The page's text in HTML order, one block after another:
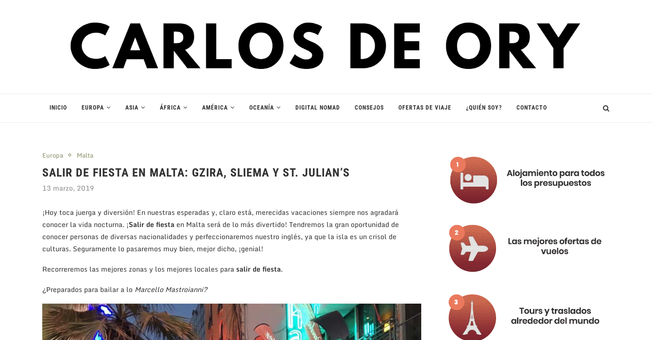
INICIO EUROPA ASIA ÁFRICA AMÉRICA OCEANÍA DIGITAL NOMAD CONSEJOS OFERTAS DE VIAJE ¿QUIÉN SOY? CONTACTO
Europa Malta
SALIR DE FIESTA EN MALTA: GZIRA, SLIEMA Y ST. JULIAN’S
13 marzo, 2019
¡Hoy toca juerga y diversión! En nuestras esperadas y, claro está, merecidas vacaciones siempre nos agradará
conocer la vida nocturna. ¡Salir de fiesta en Malta será de lo más divertido! Tendremos la gran oportunidad de
conocer personas de diversas nacionalidades y perfeccionaremos nuestro inglés, ya que la isla es un crisol de
culturas. Seguramente lo pasaremos muy bien, mejor dicho, ¡genial!
Recorreremos las mejores zonas y los mejores locales parasalir de fiesta.
¿Preparados para bailar a lo Marcello Mastroianni?